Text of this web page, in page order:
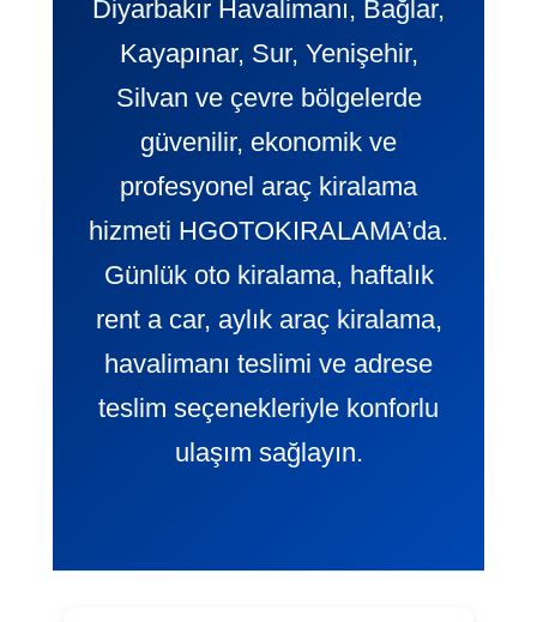
Diyarbakır Havalimanı, Bağlar,
Kayapınar, Sur, Yenişehir,
Silvan ve çevre bölgelerde
güvenilir, ekonomik ve
profesyonel araç kiralama
hizmeti HGOTOKIRALAMA’da.
Günlük oto kiralama, haftalık
rent a car, aylık araç kiralama,
havalimanı teslimi ve adrese
teslim seçenekleriyle konforlu
ulaşım sağlayın.